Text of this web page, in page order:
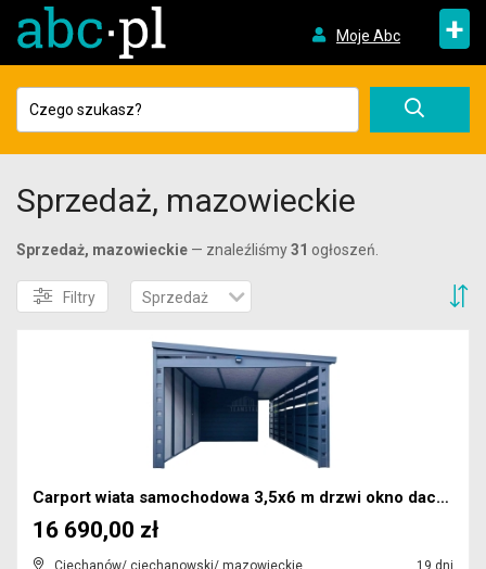
Moje Abc +
Sprzedaż, mazowieckie
Sprzedaż, mazowieckie — znaleźliśmy31 ogłoszeń.
Filtry Sprzedaż
Carport wiata samochodowa 3,5x6 m drzwi okno dach ...
Ciechanów/ ciechanowski/ mazowieckie 19 dni
16 690,00 zł